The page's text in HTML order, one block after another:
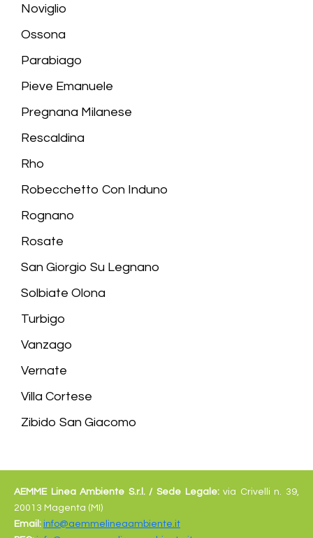
Noviglio
Ossona
Parabiago
Pieve Emanuele
Pregnana Milanese
Rescaldina
Rho
Robecchetto Con Induno
Rognano
Rosate
San Giorgio Su Legnano
Solbiate Olona
Turbigo
Vanzago
Vernate
Villa Cortese
Zibido San Giacomo
AEMME Linea Ambiente S.r.l. / Sede Legale:via Crivelli n. 39,
20013 Magenta (MI)
Email: info@aemmelineaambiente.it